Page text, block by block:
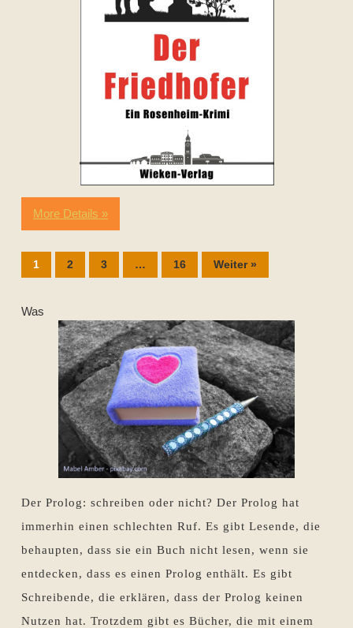
More Details »
1 2 3 … 16 Weiter »
Was
Der Prolog: schreiben oder nicht? Der Prolog hat
immerhin einen schlechten Ruf. Es gibt Lesende, die
behaupten, dass sie ein Buch nicht lesen, wenn sie
entdecken, dass es einen Prolog enthält. Es gibt
Schreibende, die erklären, dass der Prolog keinen
Nutzen hat. Trotzdem gibt es Bücher, die mit einem